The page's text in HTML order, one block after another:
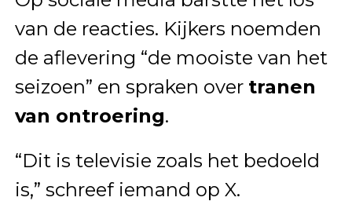
van de reacties. Kijkers noemden
de aflevering “de mooiste van het
seizoen” en spraken over tranen
van ontroering.
“Dit is televisie zoals het bedoeld
is,” schreef iemand op X.